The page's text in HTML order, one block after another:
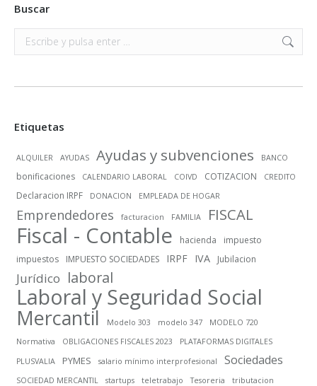
Buscar
Buscar:
Etiquetas
ALQUILER AYUDAS Ayudas y subvenciones BANCO
bonificaciones CALENDARIO LABORAL COIVD COTIZACION CREDITO
Declaracion IRPF DONACION EMPLEADA DE HOGAR
Emprendedores facturacion FAMILIA FISCAL
Fiscal - Contable hacienda
impuesto
impuestos
IMPUESTO SOCIEDADES IRPF IVA Jubilacion
Jurídico laboral
Laboral y Seguridad Social
Mercantil Modelo 303 modelo 347
MODELO 720
Normativa
OBLIGACIONES FISCALES 2023
PLATAFORMAS DIGITALES
PLUSVALIA
PYMES salario mínimo interprofesional Sociedades
SOCIEDAD MERCANTIL startups teletrabajo Tesoreria
tributacion